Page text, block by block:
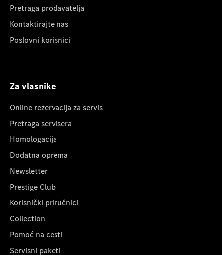
Pretraga prodavatelja
Kontaktirajte nas
Poslovni korisnici
Za vlasnike
Online rezervacija za servis
Pretraga servisera
Homologacija
Dodatna oprema
Newsletter
Prestige Club
Korisnički priručnici
Collection
Pomoć na cesti
Servisni paketi